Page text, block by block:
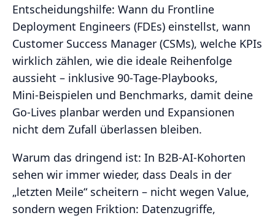
Entscheidungshilfe: Wann du Frontline
Deployment Engineers (FDEs) einstellst, wann
Customer Success Manager (CSMs), welche KPIs
wirklich zählen, wie die ideale Reihenfolge
aussieht – inklusive 90‑Tage‑Playbooks,
Mini‑Beispielen und Benchmarks, damit deine
Go‑Lives planbar werden und Expansionen
nicht dem Zufall überlassen bleiben.
Warum das dringend ist: In B2B‑AI-Kohorten
sehen wir immer wieder, dass Deals in der
„letzten Meile“ scheitern – nicht wegen Value,
sondern wegen Friktion: Datenzugriffe,